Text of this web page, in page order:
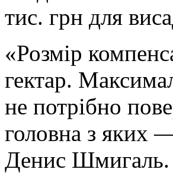
тис. грн для
«Розмір
гектар.
не потрібно
головна з яких
Денис Шмигаль.